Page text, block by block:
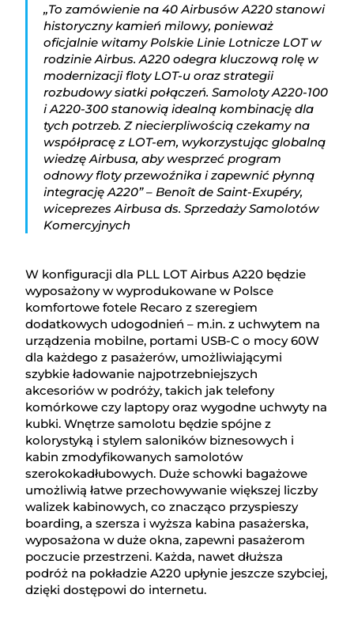
„To zamówienie na 40 Airbusów A220 stanowi
historyczny kamień milowy, ponieważ
oficjalnie witamy Polskie Linie Lotnicze LOT w
rodzinie Airbus. A220 odegra kluczową rolę w
modernizacji floty LOT-u oraz strategii
rozbudowy siatki połączeń. Samoloty A220-100
i A220-300 stanowią idealną kombinację dla
tych potrzeb. Z niecierpliwością czekamy na
współpracę z LOT-em, wykorzystując globalną
wiedzę Airbusa, aby wesprzeć program
odnowy floty przewoźnika i zapewnić płynną
integrację A220” – Benoît de Saint-Exupéry,
wiceprezes Airbusa ds. Sprzedaży Samolotów
Komercyjnych
W konfiguracji dla PLL LOT Airbus A220 będzie
wyposażony w wyprodukowane w Polsce
komfortowe fotele Recaro z szeregiem
dodatkowych udogodnień – m.in. z uchwytem na
urządzenia mobilne, portami USB-C o mocy 60W
dla każdego z pasażerów, umożliwiającymi
szybkie ładowanie najpotrzebniejszych
akcesoriów w podróży, takich jak telefony
komórkowe czy laptopy oraz wygodne uchwyty na
kubki. Wnętrze samolotu będzie spójne z
kolorystyką i stylem saloników biznesowych i
kabin zmodyfikowanych samolotów
szerokokadłubowych. Duże schowki bagażowe
umożliwią łatwe przechowywanie większej liczby
walizek kabinowych, co znacząco przyspieszy
boarding, a szersza i wyższa kabina pasażerska,
wyposażona w duże okna, zapewni pasażerom
poczucie przestrzeni. Każda, nawet dłuższa
podróż na pokładzie A220 upłynie jeszcze szybciej,
dzięki dostępowi do internetu.